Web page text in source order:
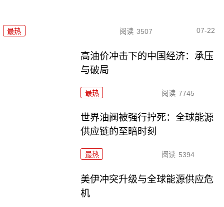
最热 阅读 3507 07-22
高油价冲击下的中国经济：承压
与破局
最热 阅读 7745
世界油阀被强行拧死：全球能源
供应链的至暗时刻
最热 阅读 5394
美伊冲突升级与全球能源供应危
机